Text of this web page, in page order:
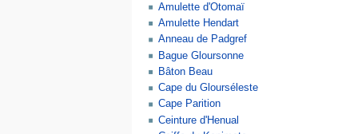
Amulette d'Otomaï
Amulette Hendart
Anneau de Padgref
Bague Gloursonne
Bâton Beau
Cape du Glourséleste
Cape Parition
Ceinture d'Henual